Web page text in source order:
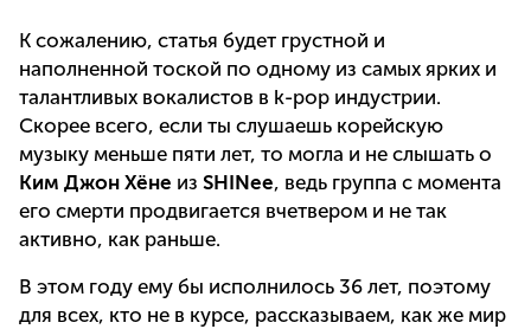
К сожалению, статья будет грустной и
наполненной тоской по одному из самых ярких и
талантливых вокалистов в k-pop индустрии.
Скорее всего, если ты слушаешь корейскую
музыку меньше пяти лет, то могла и не слышать о
Ким Джон Хёне из SHINee, ведь группа с момента
его смерти продвигается вчетвером и не так
активно, как раньше.
В этом году ему бы исполнилось 36 лет, поэтому
для всех, кто не в курсе, рассказываем, как же мир